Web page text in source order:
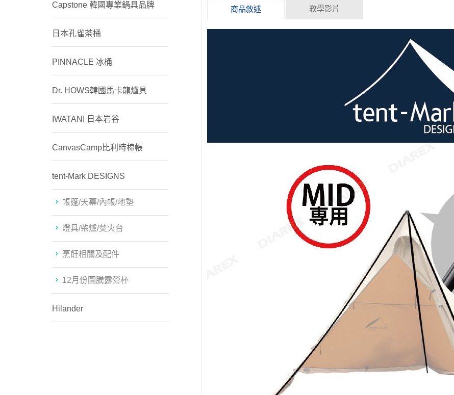
Capstone 韓國專業鍋具品牌
日本孔雀茶桶
PINNACLE 冰桶
Dr. HOWS韓國馬卡龍爐具
IWATANI 日本岩谷
CanvasCamp比利時棉帳
tent-Mark DESIGNS
帳篷/天幕/內帳/地墊
燈具/柴爐/焚火台
烹飪相關及配件
12月份圖騰露營杯
Hilander
商品敘述 教學影片